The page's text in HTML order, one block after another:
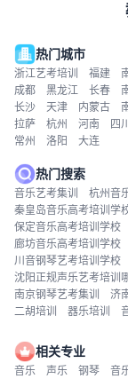
热门城市
浙江艺考培训 福建
成都
黑龙江 长春
长沙
天津 内蒙古
拉萨
杭州 河南 四
常州
洛阳 大连
热门搜索
音乐艺考集训 杭州音
秦皇岛音乐高考培训学
保定音乐高考培训学校
廊坊音乐高考培训学校
川音钢琴艺考培训学校
沈阳正规声乐艺考培训
南京钢琴艺考集训
济
二胡培训
器乐培训
相关专业
音乐 声乐 钢琴 音